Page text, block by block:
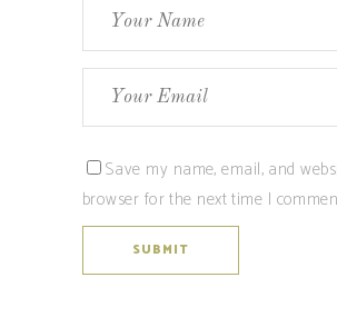
Save my name, email, and
browser for the next time I